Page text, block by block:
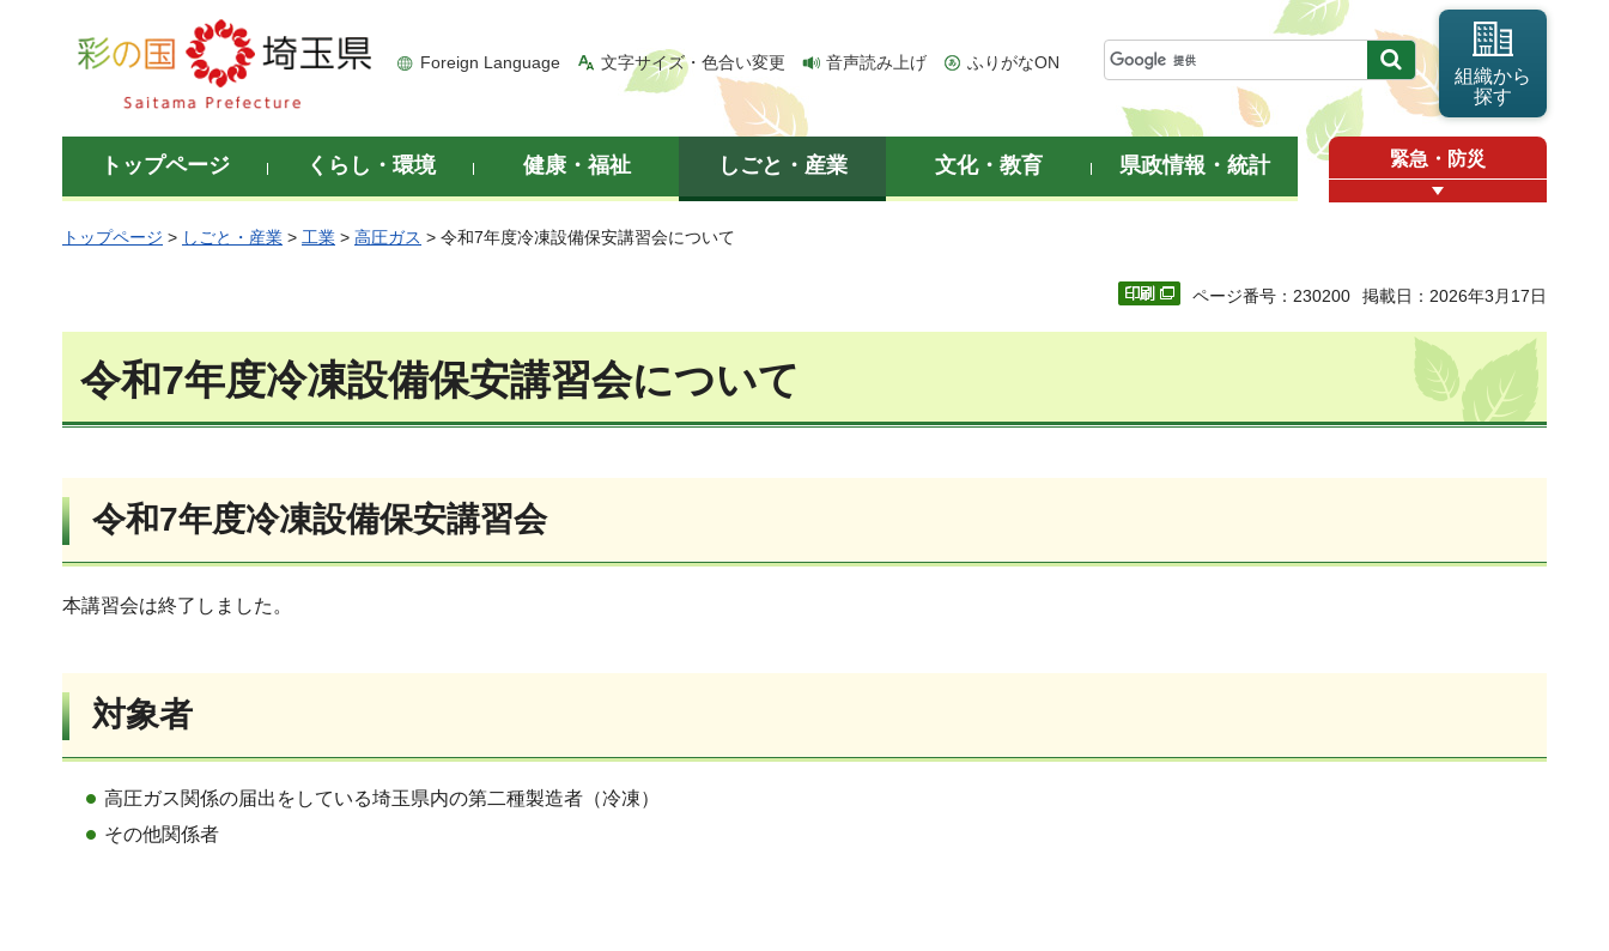
彩の国 埼玉県
Foreign Language 文字サイズ・色合い変更 音声読み上げ ふりがなON
組織から
探す
トップページ くらし・環境 健康・福祉 しごと・産業 文化・教育 県政情報・統計 緊急・防災
トップページ > しごと・産業 > 工業 > 高圧ガス > 令和7年度冷凍設備保安講習会について
ページ番号：230200 掲載日：2026年3月17日
令和7年度冷凍設備保安講習会について
令和7年度冷凍設備保安講習会
本講習会は終了しました。
対象者
高圧ガス関係の届出をしている埼玉県内の第二種製造者（冷凍）
その他関係者